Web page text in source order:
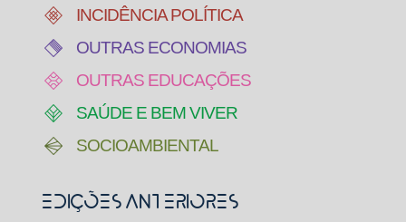
INCIDÊNCIA POLÍTICA
OUTRAS ECONOMIAS
OUTRAS EDUCAÇÕES
SAÚDE E BEM VIVER
SOCIOAMBIENTAL
Edições Anteriores